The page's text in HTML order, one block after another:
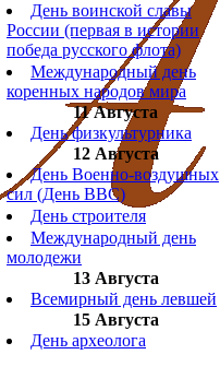
День воинской славы
России (первая в истории
победа русского флота)
Международный день
коренных народов мира
11 Августа
День физкультурника
12 Августа
День Военно-воздушных
сил (День ВВС)
День строителя
Международный день
молодежи
13 Августа
Всемирный день левшей
15 Августа
День археолога